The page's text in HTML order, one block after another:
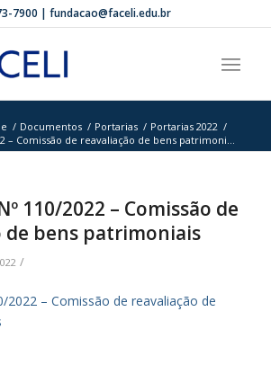
7900 | fundacao@faceli.edu.br
/ Documentos / Portarias / Portarias 2022 /
– Comissão de reavaliação de bens patrimoni...
110/2022 – Comissão de
de bens patrimoniais
/
2022 – Comissão de reavaliação de